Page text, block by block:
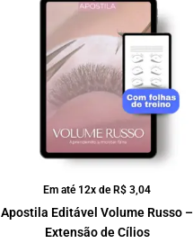
Em até 12x de R$ 3,04
Apostila Editável Volume Russo –
Extensão de Cílios